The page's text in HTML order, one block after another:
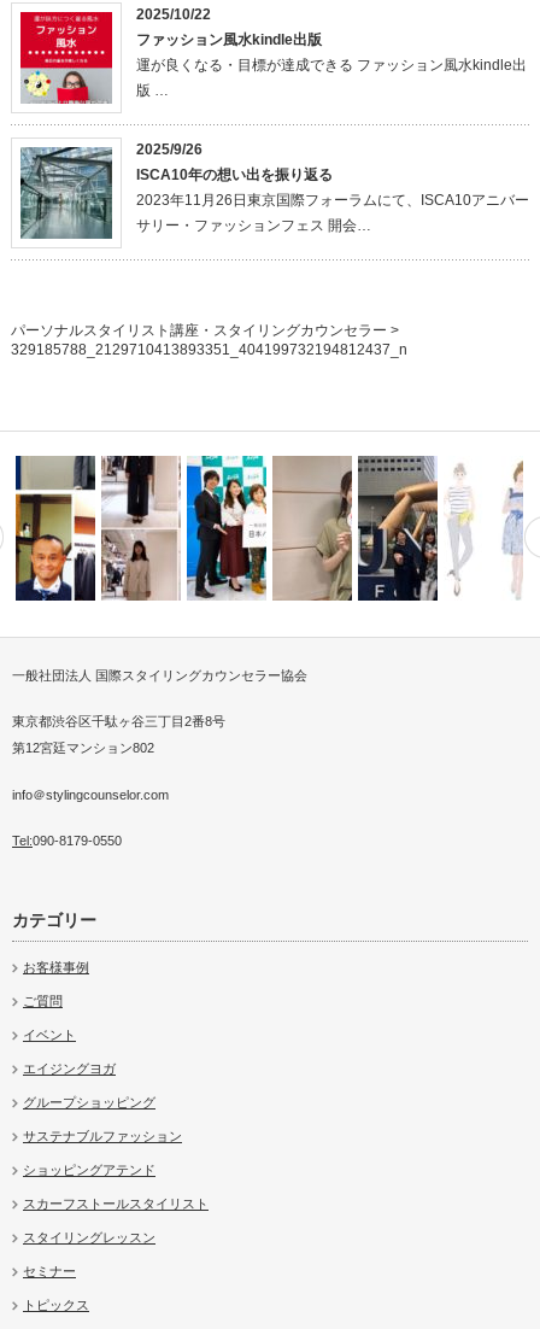
2025/10/22
ファッション風水kindle出版
運が良くなる・目標が達成できる ファッション風水kindle出
版 …
2025/9/26
ISCA10年の想い出を振り返る
2023年11月26日東京国際フォーラムにて、ISCA10アニバー
サリー・ファッションフェス 開会…
パーソナルスタイリスト講座・スタイリングカウンセラー >
329185788_2129710413893351_404199732194812437_n
のご…する【脱おじ…お客様ショッ…興協会
一般社団法人 国際スタイリングカウンセラー協会
東京都渋谷区千駄ヶ谷三丁目2番8号
第12宮廷マンション802
info＠stylingcounselor.com
Tel:090-8179-0550
カテゴリー
お客様事例
ご質問
イベント
エイジングヨガ
グループショッピング
サステナブルファッション
ショッピングアテンド
スカーフストールスタイリスト
スタイリングレッスン
セミナー
トピックス